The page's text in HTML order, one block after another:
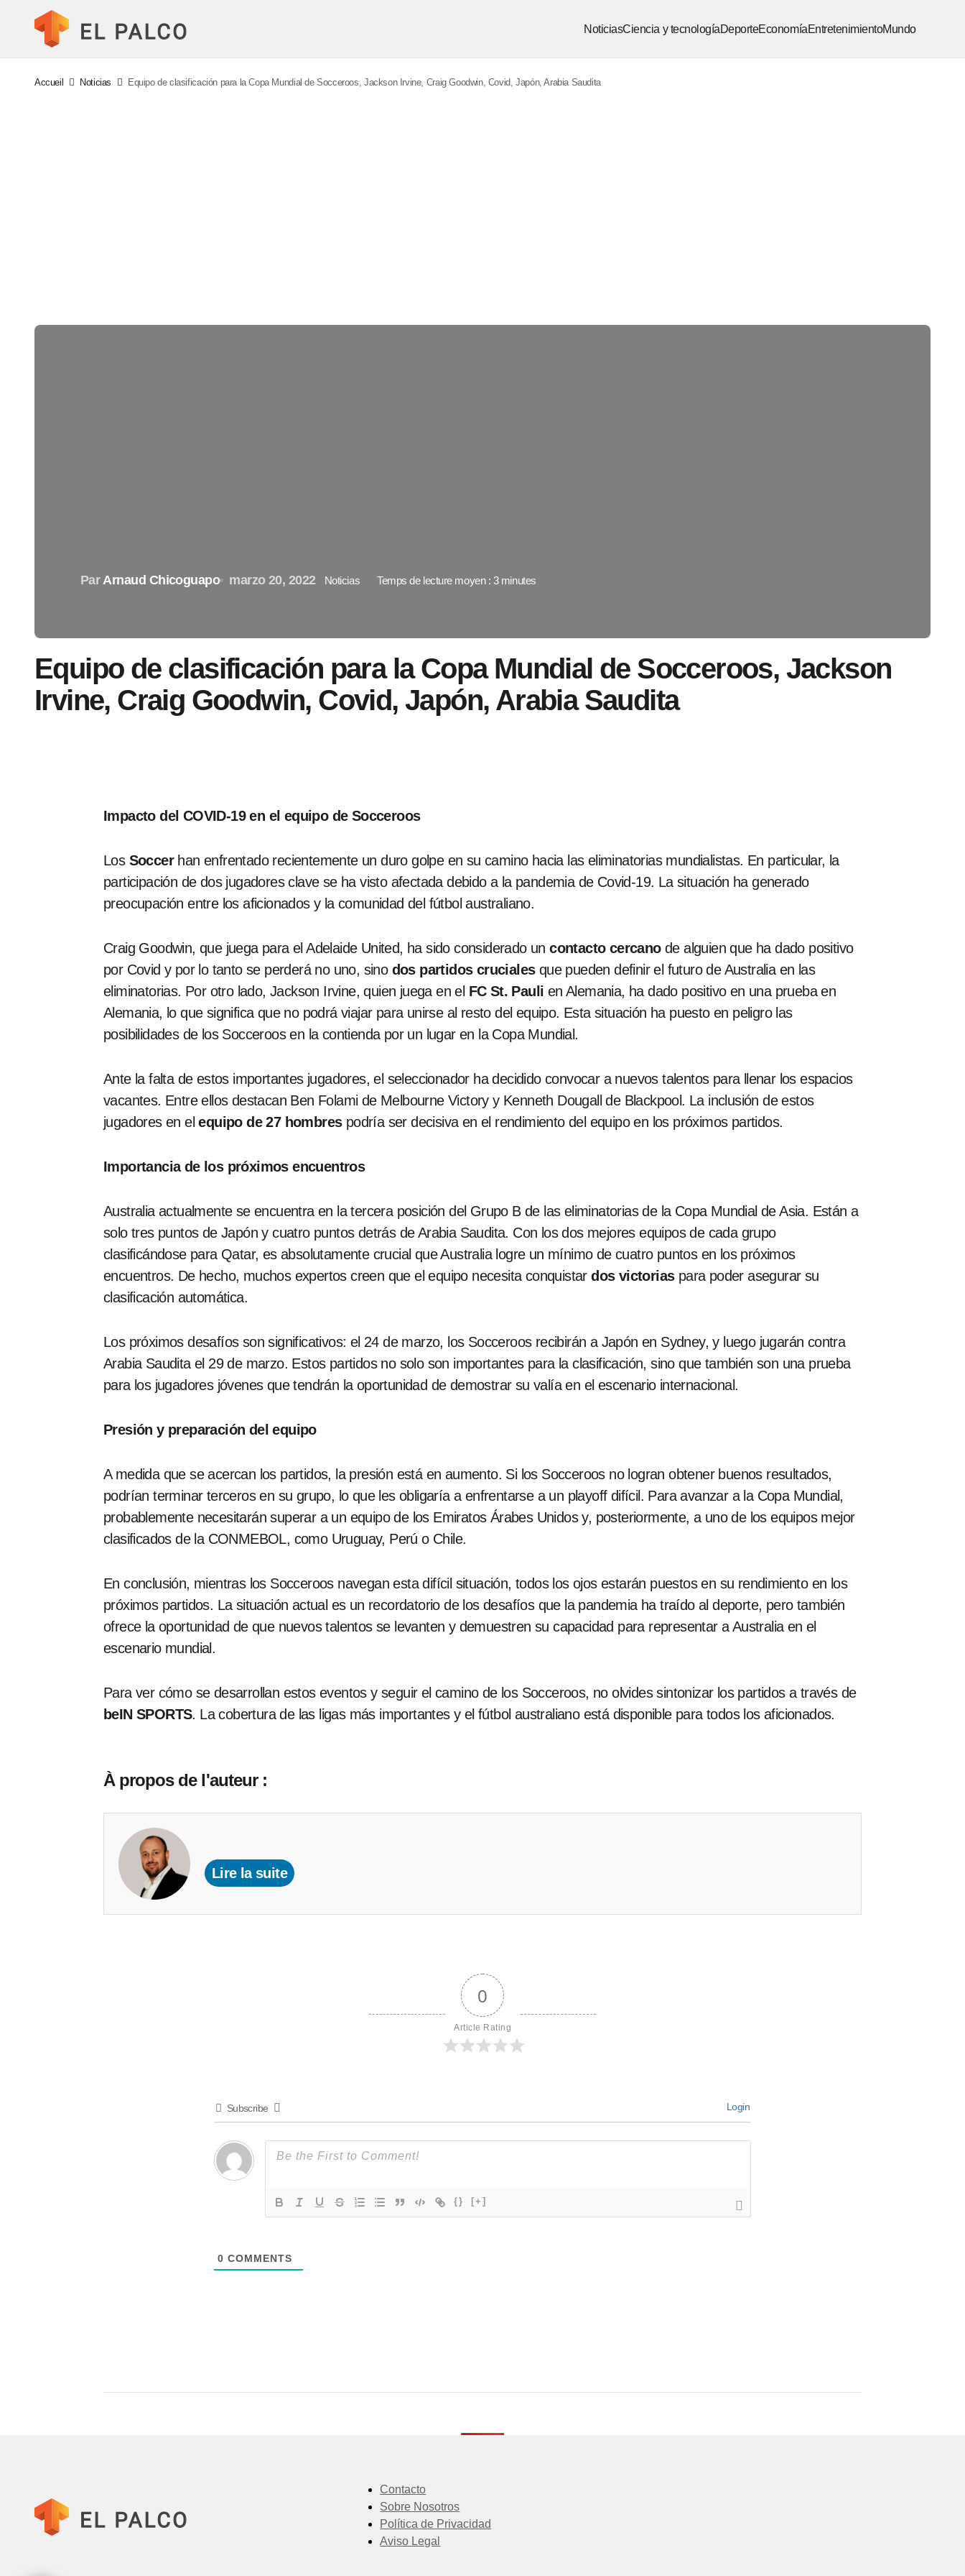
NoticiasCiencia y tecnologíaDeporteEconomíaEntretenimientoMundo
Accueil Noticias Equipo de clasificación para la Copa Mundial de Socceroos, Jackson Irvine, Craig Goodwin, Covid, Japón, Arabia Saudita
Par Arnaud Chicoguapo marzo 20, 2022 Noticias Temps de lecture moyen : 3 minutes
Equipo de clasificación para la Copa Mundial de Socceroos, Jackson
Irvine, Craig Goodwin, Covid, Japón, Arabia Saudita
Impacto del COVID-19 en el equipo de Socceroos
Los Soccerhan enfrentado recientemente un duro golpe en su camino hacia las eliminatorias mundialistas. En particular, la
participación de dos jugadores clave se ha visto afectada debido a la pandemia de Covid-19. La situación ha generado
preocupación entre los aficionados y la comunidad del fútbol australiano.
Craig Goodwin, que juega para el Adelaide United, ha sido considerado uncontacto cercanode alguien que ha dado positivo
por Covid y por lo tanto se perderá no uno, sino dos partidos crucialesque pueden definir el futuro de Australia en las
eliminatorias. Por otro lado, Jackson Irvine, quien juega en el FC St. Pauli en Alemania, ha dado positivo en una prueba en
Alemania, lo que significa que no podrá viajar para unirse al resto del equipo. Esta situación ha puesto en peligro las
posibilidades de los Socceroos en la contienda por un lugar en la Copa Mundial.
Ante la falta de estos importantes jugadores, el seleccionador ha decidido convocar a nuevos talentos para llenar los espacios
vacantes. Entre ellos destacan Ben Folami de Melbourne Victory y Kenneth Dougall de Blackpool. La inclusión de estos
jugadores en elequipo de 27 hombrespodría ser decisiva en el rendimiento del equipo en los próximos partidos.
Importancia de los próximos encuentros
Australia actualmente se encuentra en la tercera posición del Grupo B de las eliminatorias de la Copa Mundial de Asia. Están a
solo tres puntos de Japón y cuatro puntos detrás de Arabia Saudita. Con los dos mejores equipos de cada grupo
clasificándose para Qatar, es absolutamente crucial que Australia logre un mínimo de cuatro puntos en los próximos
encuentros. De hecho, muchos expertos creen que el equipo necesita conquistardos victoriaspara poder asegurar su
clasificación automática.
Los próximos desafíos son significativos: el 24 de marzo, los Socceroos recibirán a Japón en Sydney, y luego jugarán contra
Arabia Saudita el 29 de marzo. Estos partidos no solo son importantes para la clasificación, sino que también son una prueba
para los jugadores jóvenes que tendrán la oportunidad de demostrar su valía en el escenario internacional.
Presión y preparación del equipo
A medida que se acercan los partidos, la presión está en aumento. Si los Socceroos no logran obtener buenos resultados,
podrían terminar terceros en su grupo, lo que les obligaría a enfrentarse a un playoff difícil. Para avanzar a la Copa Mundial,
probablemente necesitarán superar a un equipo de los Emiratos Árabes Unidos y, posteriormente, a uno de los equipos mejor
clasificados de la CONMEBOL, como Uruguay, Perú o Chile.
En conclusión, mientras los Socceroos navegan esta difícil situación, todos los ojos estarán puestos en su rendimiento en los
próximos partidos. La situación actual es un recordatorio de los desafíos que la pandemia ha traído al deporte, pero también
ofrece la oportunidad de que nuevos talentos se levanten y demuestren su capacidad para representar a Australia en el
escenario mundial.
Para ver cómo se desarrollan estos eventos y seguir el camino de los Socceroos, no olvides sintonizar los partidos a través de
beIN SPORTS. La cobertura de las ligas más importantes y el fútbol australiano está disponible para todos los aficionados.
À propos de l'auteur :
Lire la suite
0
Article Rating
Subscribe Login
{} [+]
0 COMMENTS
Contacto
Sobre Nosotros
Política de Privacidad
Aviso Legal